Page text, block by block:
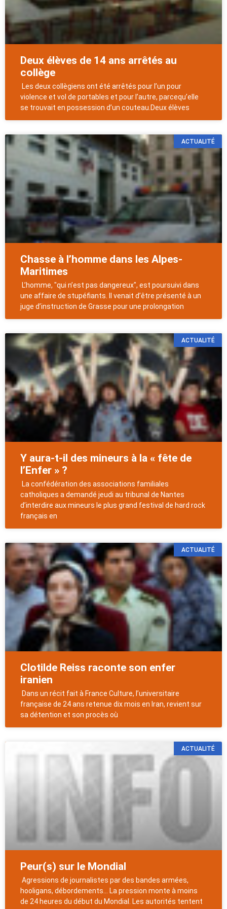
Deux élèves de 14 ans arrêtés au
collège
Les deux collègiens ont été arrêtés pour l’un pour
violence et vol de portables et pour l’autre, parcequ’elle
se trouvait en possession d’un couteau.Deux élèves
ACTUALITÉ
Chasse à l’homme dans les Alpes-
Maritimes
L’homme, "qui n’est pas dangereux", est poursuivi dans
une affaire de stupéfiants. Il venait d’être présenté à un
juge d’instruction de Grasse pour une prolongation
ACTUALITÉ
Y aura-t-il des mineurs à la « fête de
l’Enfer » ?
La confédération des associations familiales
catholiques a demandé jeudi au tribunal de Nantes
d’interdire aux mineurs le plus grand festival de hard rock
français en
ACTUALITÉ
Clotilde Reiss raconte son enfer
iranien
Dans un récit fait à France Culture, l’universitaire
française de 24 ans retenue dix mois en Iran, revient sur
sa détention et son procès où
ACTUALITÉ
Peur(s) sur le Mondial
Agressions de journalistes par des bandes armées,
hooligans, débordements… La pression monte à moins
de 24 heures du début du Mondial. Les autorités tentent